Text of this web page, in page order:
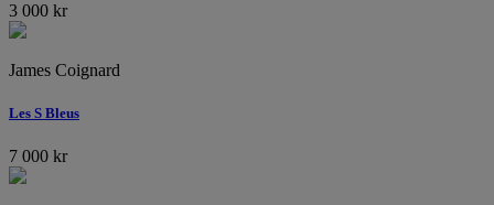
3 000 kr
James Coignard
Les S Bleus
7 000 kr